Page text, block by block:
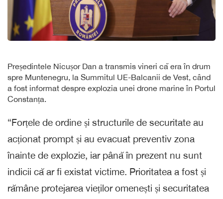
Președintele Nicușor Dan a transmis vineri că era în drum
spre Muntenegru, la Summitul UE-Balcanii de Vest, când
a fost informat despre explozia unei drone marine în Portul
Constanța.
“Forțele de ordine și structurile de securitate au
acționat prompt și au evacuat preventiv zona
înainte de explozie, iar până în prezent nu sunt
indicii că ar fi existat victime. Prioritatea a fost și
rămâne protejarea vieților omenești și securitatea